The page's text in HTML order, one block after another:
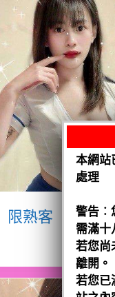
限熟客【八德
本網站
處理
警告︰
需滿十
若您尚
離開。
若您已